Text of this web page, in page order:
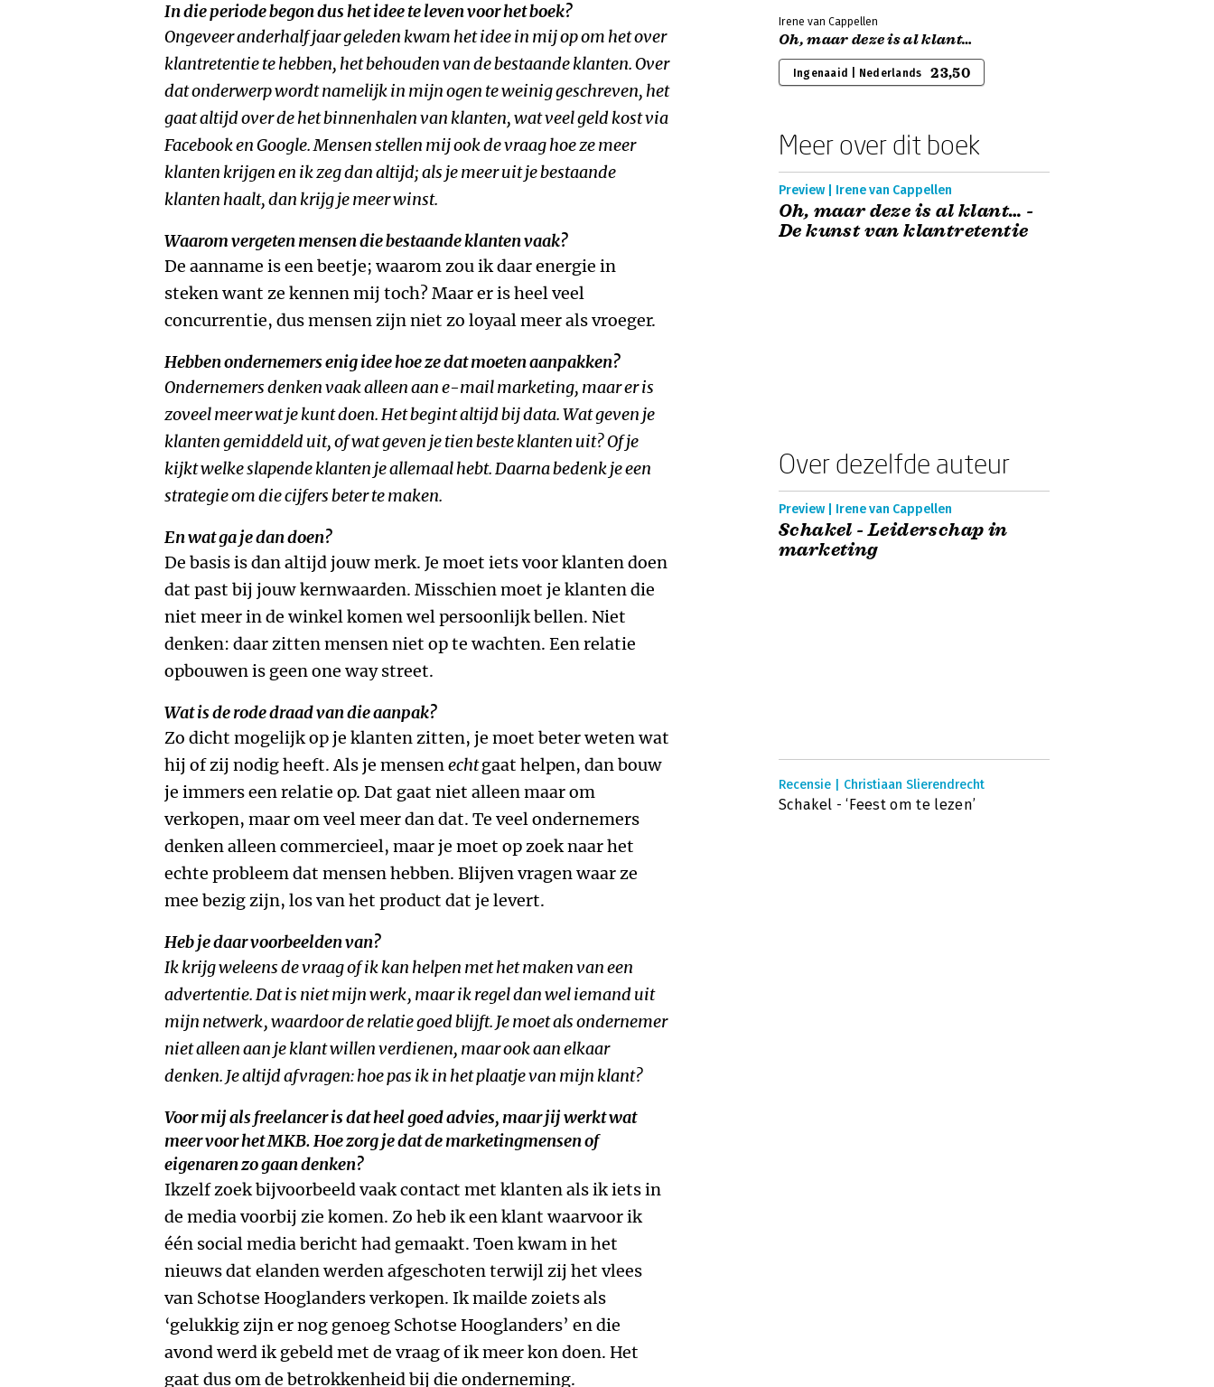
In die periode begon dus het idee te leven voor het boek?
Ongeveer anderhalf jaar geleden kwam het idee in mij op om het over
klantretentie te hebben, het behouden van de bestaande klanten. Over
dat onderwerp wordt namelijk in mijn ogen te weinig geschreven, het
gaat altijd over de het binnenhalen van klanten, wat veel geld kost via
Facebook en Google. Mensen stellen mij ook de vraag hoe ze meer
klanten krijgen en ik zeg dan altijd; als je meer uit je bestaande
klanten haalt, dan krijg je meer winst.
Waarom vergeten mensen die bestaande klanten vaak?
De aanname is een beetje; waarom zou ik daar energie in
steken want ze kennen mij toch? Maar er is heel veel
concurrentie, dus mensen zijn niet zo loyaal meer als vroeger.
Hebben ondernemers enig idee hoe ze dat moeten aanpakken?
Ondernemersdenken vaak alleen aan e-mail marketing, maar er is
zoveel meer wat je kunt doen. Het begint altijd bij data. Wat geven je
klantengemiddeld uit,of wat geven je tien beste klanten uit? Of je
kijkt welke slapende klanten je allemaal hebt. Daarna bedenk je een
strategie om die cijfers beter te maken.
En wat ga je dan doen?
De basis is dan altijd jouw merk. Je moet iets voor klanten doen
dat past bij jouw kernwaarden. Misschien moet je klanten die
niet meer in de winkel komen wel persoonlijk bellen. Niet
denken: daar zitten mensen niet op te wachten. Een relatie
opbouwen is geen one way street.
Wat is de rode draad van die aanpak?
Zo dicht mogelijk op je klanten zitten, je moet beter weten wat
hij of zij nodig heeft. Als je mensenechtgaat helpen, dan bouw
je immers een relatie op. Dat gaat niet alleen maar om
verkopen, maar om veel meer dan dat. Te veel ondernemers
denken alleen commercieel, maar je moet op zoek naar het
echte probleem dat mensen hebben. Blijven vragen waar ze
mee bezig zijn, los van het product dat je levert.
Heb je daar voorbeelden van?
Ik krijg weleens de vraag of ik kan helpen met het maken van een
advertentie. Dat is niet mijn werk, maar ik regel dan wel iemand uit
mijn netwerk, waardoor de relatie goed blijft. Je moet als ondernemer
niet alleen aan je klant willen verdienen, maar ook aan elkaar
denken. Je altijd afvragen: hoe pas ik in het plaatje van mijn klant?
Voor mij als freelancer is dat heel goed advies, maar jij werkt wat
meer voor het MKB. Hoe zorg je dat de marketingmensen of
eigenaren zo gaan denken?
Ikzelf zoek bijvoorbeeld vaak contact met klanten als ik iets in
de media voorbij zie komen. Zo heb ik een klant waarvoor ik
één social media bericht had gemaakt. Toen kwam in het
nieuws dat elanden werden afgeschoten terwijl zij het vlees
van Schotse Hooglanders verkopen. Ik mailde zoiets als
‘gelukkig zijn er nog genoeg Schotse Hooglanders’ en die
avond werd ik gebeld met de vraag of ik meer kon doen. Het
gaat dus om de betrokkenheid bij die onderneming.
Irene van Cappellen
Oh, maar deze is al klant…
Ingenaaid | Nederlands 23,50
Meer over dit boek
Preview | Irene van Cappellen
Oh, maar deze is al klant… -
De kunst van klantretentie
Over dezelfde auteur
Preview | Irene van Cappellen
Schakel - Leiderschap in
marketing
Recensie | Christiaan Slierendrecht
Schakel - ‘Feest om te lezen’